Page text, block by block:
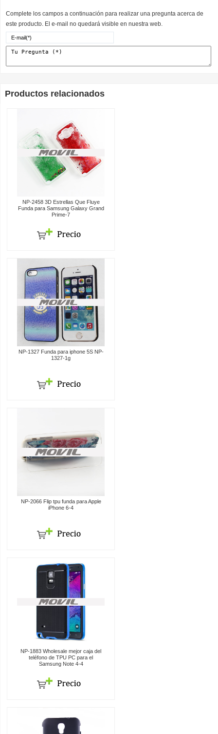
Complete los campos a continuación para realizar una pregunta acerca de
este producto. El e-mail no quedará visible en nuestra web.
Productos relacionados
NP-2458 3D Estrellas Que Fluye
Funda para Samsung Galaxy Grand
Prime-7
NP-1327 Funda para iphone 5S NP-
1327-1g
NP-2066 Flip tpu funda para Apple
iPhone 6-4
NP-1883 Wholesale mejor caja del
teléfono de TPU PC para el
Samsung Note 4-4